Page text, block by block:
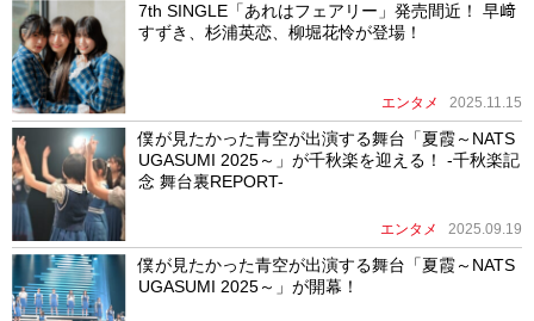
7th SINGLE「あれはフェアリー」発売間近！ 早﨑
すずき、杉浦英恋、柳堀花怜が登場！
エンタメ 2025.11.15
僕が見たかった青空が出演する舞台「夏霞～NATS
UGASUMI 2025～」が千秋楽を迎える！ -千秋楽記
念 舞台裏REPORT-
エンタメ 2025.09.19
僕が見たかった青空が出演する舞台「夏霞～NATS
UGASUMI 2025～」が開幕！